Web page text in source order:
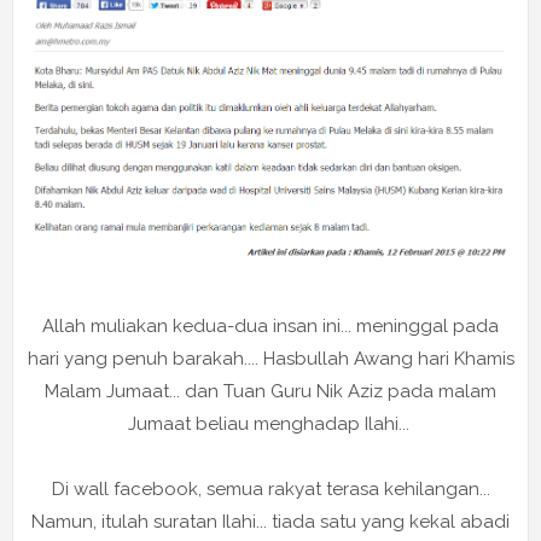
Allah muliakan kedua-dua insan ini... meninggal pada
hari yang penuh barakah.... Hasbullah Awang hari Khamis
Malam Jumaat... dan Tuan Guru Nik Aziz pada malam
Jumaat beliau menghadap Ilahi...
Di wall facebook, semua rakyat terasa kehilangan...
Namun, itulah suratan Ilahi... tiada satu yang kekal abadi